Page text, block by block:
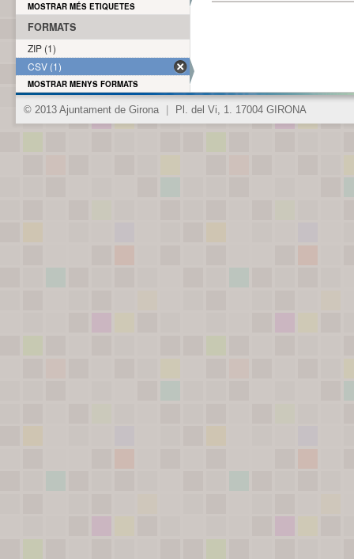
MOSTRAR MÉS ETIQUETES
FORMATS
ZIP (1)
CSV (1)
MOSTRAR MENYS FORMATS
© 2013 Ajuntament de Girona Pl. del Vi, 1. 17004 GIRONA